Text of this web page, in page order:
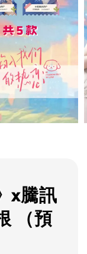
x騰訊
（預